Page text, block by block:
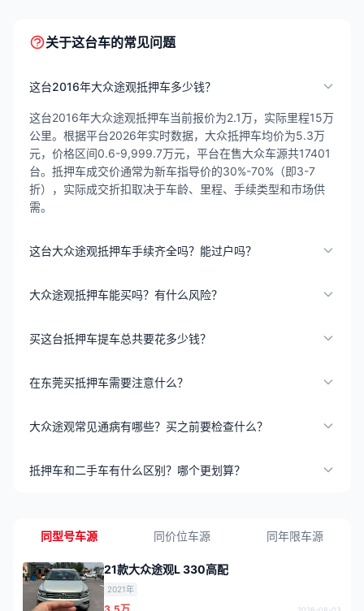
关于这台车的常见问题
这台2016年大众途观抵押车多少钱？
这台2016年大众途观抵押车当前报价为2.1万，实际里程15万
公里。根据平台2026年实时数据，大众抵押车均价为5.3万
元，价格区间0.6-9,999.7万元，平台在售大众车源共17401
台。抵押车成交价通常为新车指导价的30%-70%（即3-7
折），实际成交折扣取决于车龄、里程、手续类型和市场供
需。
这台大众途观抵押车手续齐全吗？能过户吗？
大众途观抵押车能买吗？有什么风险？
买这台抵押车提车总共要花多少钱？
在东莞买抵押车需要注意什么？
大众途观常见通病有哪些？买之前要检查什么？
抵押车和二手车有什么区别？哪个更划算？
同型号车源 同价位车源 同年限车源
21款大众途观L 330高配
2021年